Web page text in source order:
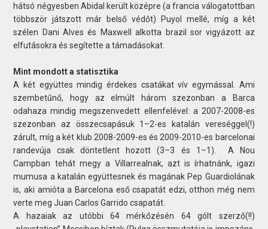
hátsó négyesben Abidal került középre (a francia válogatottban
többször játszott már belső védőt) Puyol mellé, míg a két
szélen Dani Alves és Maxwell alkotta brazil sor vigyázott az
elfutásokra és segítette a támadásokat.
Mint mondott a statisztika
A két együttes mindig érdekes csatákat vív egymással. Ami
szembetűnő, hogy az elmúlt három szezonban a Barca
odahaza mindig megszenvedett ellenfelével: a 2007-2008-es
szezonban az összecsapásuk 1–2-es katalán vereséggel(!)
zárult, míg a két klub 2008-2009-es és 2009-2010-es barcelonai
randevúja csak döntetlent hozott (3–3 és 1–1). A Nou
Campban tehát megy a Villarrealnak, azt is írhatnánk, igazi
mumusa a katalán együttesnek és magának Pep Guardiolának
is, aki amióta a Barcelona eső csapatát edzi, otthon még nem
verte meg Juan Carlos Garrido csapatát.
A hazaiak az utóbbi 64 mérkőzésén 64 gólt szerző(!!)